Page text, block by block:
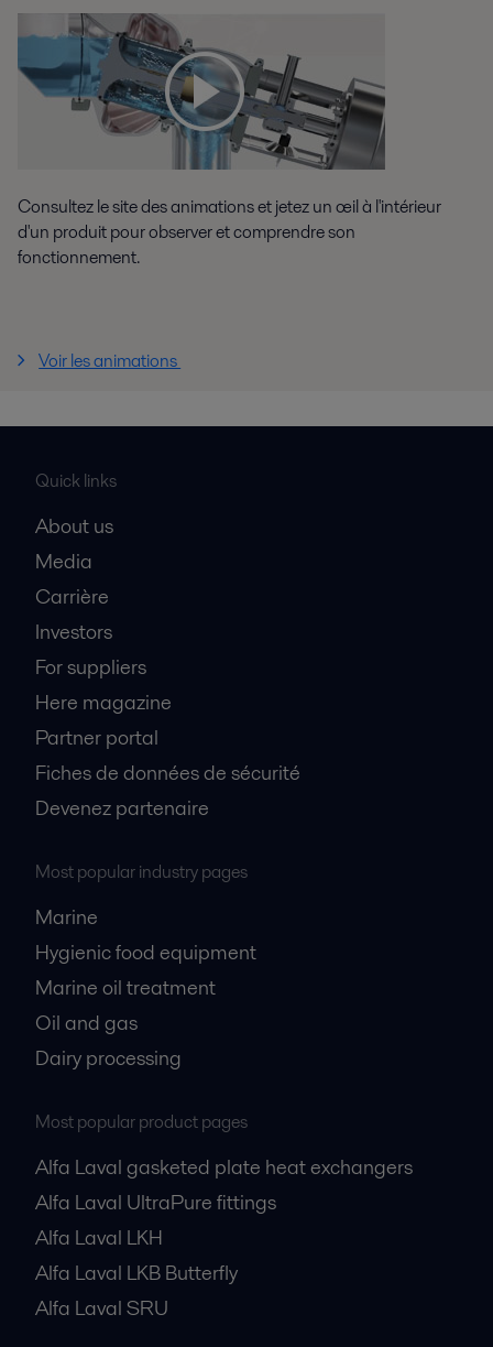
Consultez le site des animations et jetez un œil à l'intérieur
d'un produit pour observer et comprendre son
fonctionnement.
Voir les animations
Quick links
About us
Media
Carrière
Investors
For suppliers
Here magazine
Partner portal
Fiches de données de sécurité
Devenez partenaire
Most popular industry pages
Marine
Hygienic food equipment
Marine oil treatment
Oil and gas
Dairy processing
Most popular product pages
Alfa Laval gasketed plate heat exchangers
Alfa Laval UltraPure fittings
Alfa Laval LKH
Alfa Laval LKB Butterfly
Alfa Laval SRU